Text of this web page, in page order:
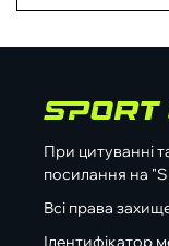
При цитуванні
посилання на
Всі права
Ідентифікатор